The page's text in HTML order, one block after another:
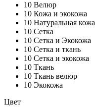
10 Велюр
10 Кожа и экокожа
10 Натуральная кожа
10 Сетка
10 Сетка и Экокожа
10 Сетка и ткань
10 Сетка и экокожа
10 Ткань
10 Ткань велюр
10 Экокожа
Цвет